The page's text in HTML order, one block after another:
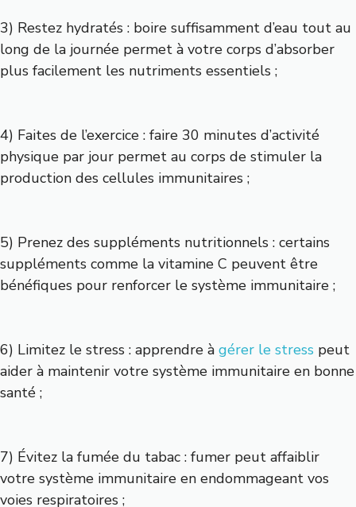
3) Restez hydratés : boire suffisamment d’eau tout au
long de la journée permet à votre corps d’absorber
plus facilement les nutriments essentiels ;
4) Faites de l’exercice : faire 30 minutes d’activité
physique par jour permet au corps de stimuler la
production des cellules immunitaires ;
5) Prenez des suppléments nutritionnels : certains
suppléments comme la vitamine C peuvent être
bénéfiques pour renforcer le système immunitaire ;
6) Limitez le stress : apprendre à gérer le stress peut
aider à maintenir votre système immunitaire en bonne
santé ;
7) Évitez la fumée du tabac : fumer peut affaiblir
votre système immunitaire en endommageant vos
voies respiratoires ;